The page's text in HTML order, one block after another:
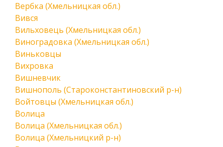
Вербка (Хмельницкая обл.)
Вився
Вильховець (Хмельницкая обл.)
Виноградовка (Хмельницкая обл.)
Виньковцы
Вихровка
Вишневчик
Вишнополь (Староконстантиновский р-н)
Войтовцы (Хмельницкая обл.)
Волица
Волица (Хмельницкая обл.)
Волица (Хмельницкий р-н)